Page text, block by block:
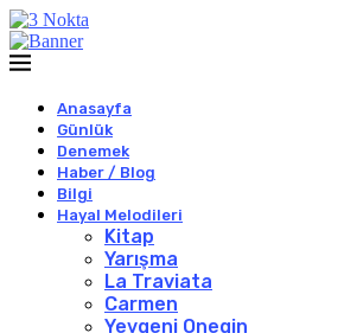
Anasayfa
Günlük
Denemek
Haber / Blog
Bilgi
Hayal Melodileri
Kitap
Yarışma
La Traviata
Carmen
Yevgeni Onegin